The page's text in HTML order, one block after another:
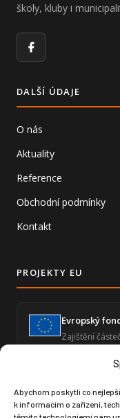
Abychom poskytli co
k informacím o zařízení,
školy, kluby i
Facebook
DALŠÍ ÚDAJE
O nás
Aktuality
Reference
Obchodní podmínky
Kontakt
PROJEKTY EU
Evropský
Zajištění
Zvýšení